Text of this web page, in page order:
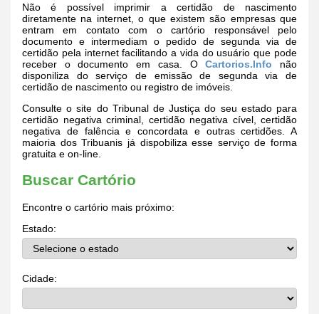
Não é possível imprimir a certidão de nascimento
diretamente na internet, o que existem são empresas que
entram em contato com o cartório responsável pelo
documento e intermediam o pedido de segunda via de
certidão pela internet facilitando a vida do usuário que pode
receber o documento em casa. OCartorios.Info não
disponiliza do serviço de emissão de segunda via de
certidão de nascimento ou registro de imóveis.
Consulte o site do Tribunal de Justiça do seu estado para
certidão negativa criminal, certidão negativa cível, certidão
negativa de falência e concordata e outras certidões. A
maioria dos Tribuanis já dispobiliza esse serviço de forma
gratuita e on-line.
Buscar Cartório
Encontre o cartório mais próximo:
Estado:
Cidade: